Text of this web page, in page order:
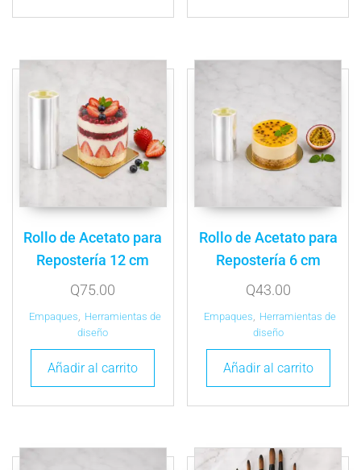
Rollo de Acetato para
Repostería 12 cm
Q75.00
Empaques
Herramientas de
diseño
Añadir al carrito
Rollo de Acetato para
Repostería 6 cm
Q43.00
Empaques
Herramientas de
diseño
Añadir al carrito